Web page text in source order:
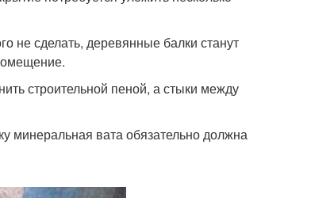
не сделать, деревянные балки станут
строительной пеной, а стыки между
минеральная вата обязательно должна